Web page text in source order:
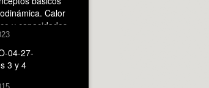
Calor
y capacidades
04-27-
3 y 4